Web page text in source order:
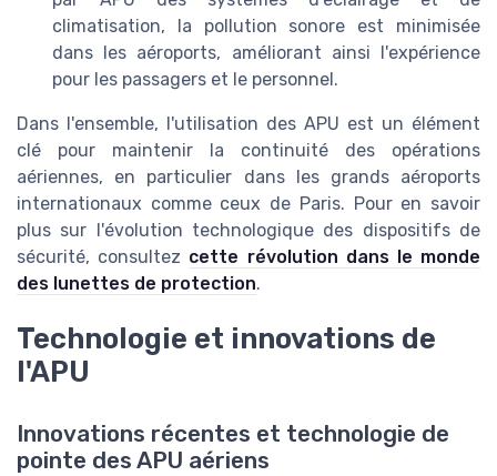
climatisation, la pollution sonore est minimisée
dans les aéroports, améliorant ainsi l'expérience
pour les passagers et le personnel.
Dans l'ensemble, l'utilisation des APU est un élément
clé pour maintenir la continuité des opérations
aériennes, en particulier dans les grands aéroports
internationaux comme ceux de Paris. Pour en savoir
plus sur l'évolution technologique des dispositifs de
sécurité, consultez cette révolution dans le monde
des lunettes de protection.
Technologie et innovations de
l'APU
Innovations récentes et technologie de
pointe des APU aériens